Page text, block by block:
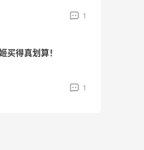
1
买得真划算！
1